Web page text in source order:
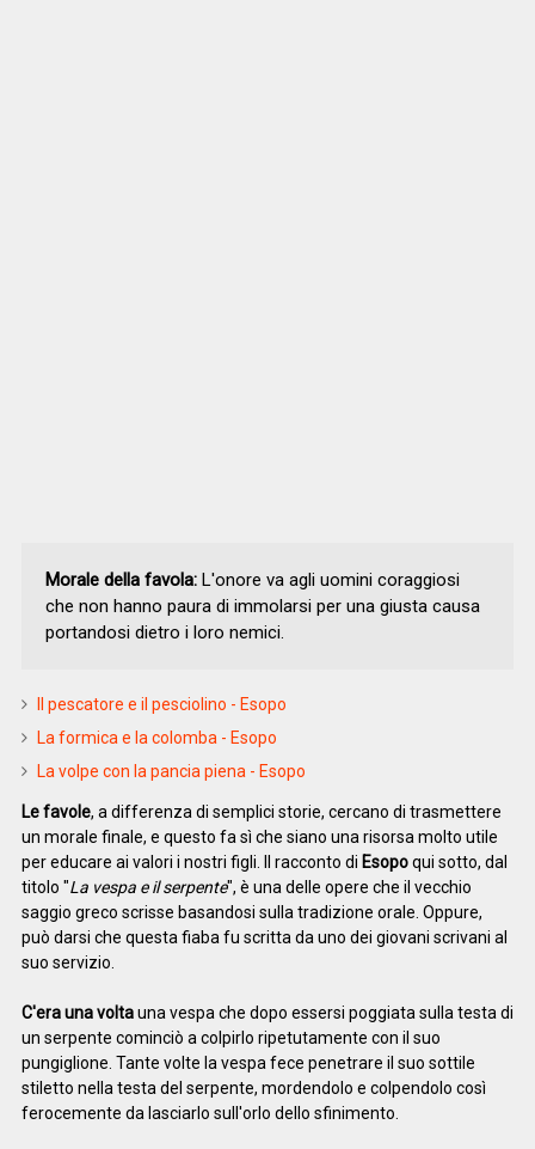
Morale della favola:L'onore va agli uomini coraggiosi
che non hanno paura di immolarsi per una giusta causa
portandosi dietro i loro nemici.
Il pescatore e il pesciolino - Esopo
La formica e la colomba - Esopo
La volpe con la pancia piena - Esopo
Le favole, a differenza di semplici storie, cercano di trasmettere
un morale finale, e questo fa sì che siano una risorsa molto utile
per educare ai valori i nostri figli. Il racconto di Esopoqui sotto, dal
titolo "La vespa e il serpente", è una delle opere che il vecchio
saggio greco scrisse basandosi sulla tradizione orale. Oppure,
può darsi che questa fiaba fu scritta da uno dei giovani scrivani al
suo servizio.
C'era una voltauna vespa che dopo essersi poggiata sulla testa di
un serpente cominciò a colpirlo ripetutamente con il suo
pungiglione. Tante volte la vespa fece penetrare il suo sottile
stiletto nella testa del serpente, mordendolo e colpendolo così
ferocemente da lasciarlo sull'orlo dello sfinimento.